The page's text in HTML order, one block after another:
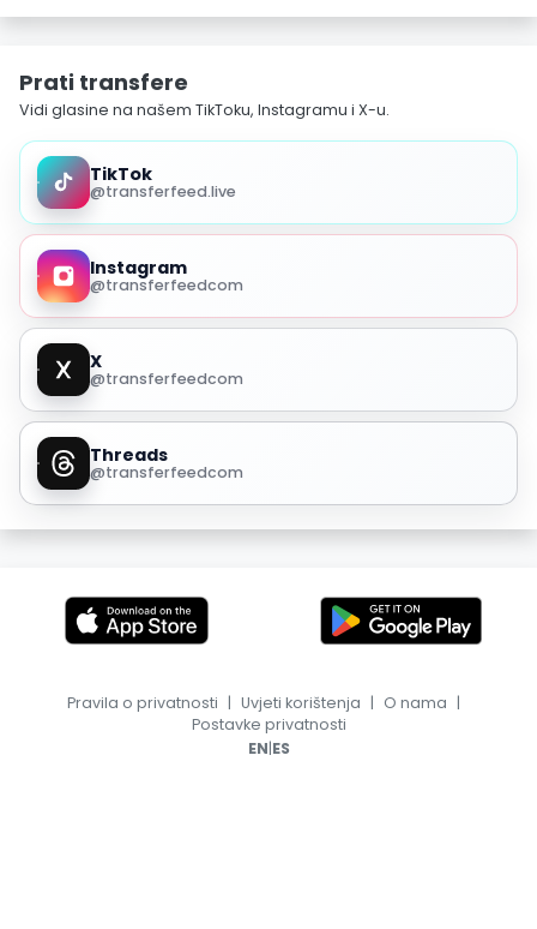
Prati transfere
Vidi glasine na našem TikToku, Instagramu i X-u.
TikTok
@transferfeed.live
Instagram
@transferfeedcom
X
@transferfeedcom
Threads
@transferfeedcom
Pravila o privatnosti | Uvjeti korištenja | O nama |
Postavke privatnosti
EN|ES